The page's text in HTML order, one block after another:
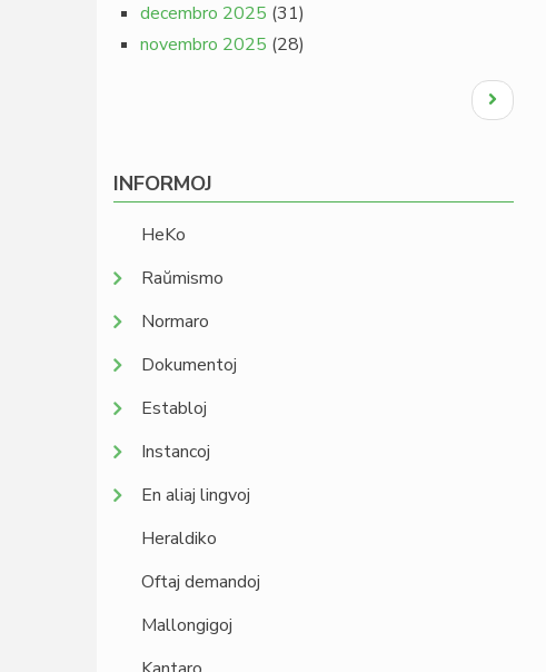
decembro 2025 (31)
novembro 2025 (28)
Next
page
INFORMOJ
HeKo
Raŭmismo
Normaro
Dokumentoj
Establoj
Instancoj
En aliaj lingvoj
Heraldiko
Oftaj demandoj
Mallongigoj